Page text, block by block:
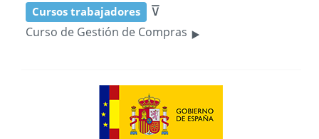
Cursos trabajadores ⊽
Curso de Gestión de Compras ‣